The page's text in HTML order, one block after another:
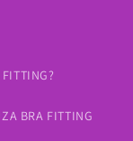
BRA FITTING